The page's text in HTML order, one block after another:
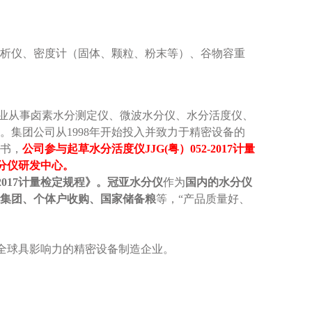
仪、密度计（固体、颗粒、粉末等）、谷物容重
事卤素水分测定仪、微波水分仪、水分活度仪、
集团公司从1998年开始投入并致力于精密设备的
， 公司参与起草水分活度仪JJG(粤）052-2017计量
研发中心。
计量检定规程》。 冠亚水分仪作为 国内的水分仪
团、个体户收购、国家储备粮等，“产品质量好、
具影响力的精密设备制造企业。